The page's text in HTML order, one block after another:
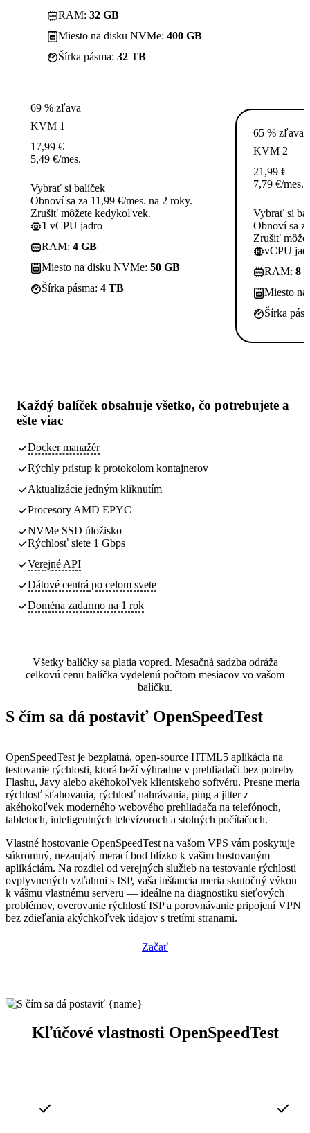
RAM: 32 GB
Miesto na disku NVMe: 400 GB
Šírka pásma: 32 TB
69 % zľava
KVM 1
17,99 €
5,49 €/mes.
Vybrať si balíček
Obnoví sa za 11,99 €/mes. na 2 roky.
Zrušiť môžete kedykoľvek.
1 vCPU jadro
RAM: 4 GB
Miesto na disku NVMe: 50 GB
Šírka pásma: 4 TB
65 % zľava
KVM 2
21,99 €
7,79 €/mes.
Vybrať si
Obnoví sa
Zrušiť
vCPU
RAM: 8
Miesto
Šírka
Každý balíček obsahuje všetko, čo potrebujete a
ešte viac
Docker manažér
Rýchly prístup k protokolom kontajnerov
Aktualizácie jedným kliknutím
Procesory AMD EPYC
NVMe SSD úložisko
Rýchlosť siete 1 Gbps
Verejné API
Dátové centrá po celom svete
Doména zadarmo na 1 rok
Všetky balíčky sa platia vopred. Mesačná sadzba odráža
celkovú cenu balíčka vydelenú počtom mesiacov vo vašom
balíčku.
S čím sa dá postaviť OpenSpeedTest
OpenSpeedTest je bezplatná, open-source HTML5 aplikácia na
testovanie rýchlosti, ktorá beží výhradne v prehliadači bez potreby
Flashu, Javy alebo akéhokoľvek klientskeho softvéru. Presne meria
rýchlosť sťahovania, rýchlosť nahrávania, ping a jitter z
akéhokoľvek moderného webového prehliadača na telefónoch,
tabletoch, inteligentných televízoroch a stolných počítačoch.
Vlastné hostovanie OpenSpeedTest na vašom VPS vám poskytuje
súkromný, nezaujatý merací bod blízko k vašim hostovaným
aplikáciám. Na rozdiel od verejných služieb na testovanie rýchlosti
ovplyvnených vzťahmi s ISP, vaša inštancia meria skutočný výkon
k vášmu vlastnému serveru — ideálne na diagnostiku sieťových
problémov, overovanie rýchlostí ISP a porovnávanie pripojení VPN
bez zdieľania akýchkoľvek údajov s tretími stranami.
Začať
Kľúčové vlastnosti OpenSpeedTest